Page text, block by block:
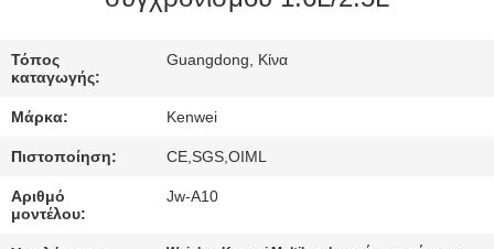
ΈΛΕΓΧΟΣ
ΖΗΤΉΣΤΕ
Τόπος
καταγωγής:
Guangdong, Κίνα
Μάρκα: Kenwei
Πιστοποίηση: CE,SGS,OIML
Αριθμό
μοντέλου:
Jw-A10